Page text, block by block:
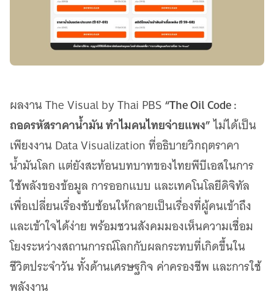
ผลงาน The Visual by Thai PBS“The Oil Code :
ถอดรหัสราคาน้ำมัน ทำไมคนไทยจ่ายแพง”ไม่ได้เป็น
เพียงงาน Data Visualization ที่อธิบายวิกฤตราคา
น้ำมันโลก แต่ยังสะท้อนบทบาทของไทยพีบีเอสในการ
ใช้พลังของข้อมูล การออกแบบ และเทคโนโลยีดิจิทัล
เพื่อเปลี่ยนเรื่องซับซ้อนให้กลายเป็นเรื่องที่ผู้คนเข้าถึง
และเข้าใจได้ง่าย พร้อมชวนสังคมมองเห็นความเชื่อม
โยงระหว่างสถานการณ์โลกกับผลกระทบที่เกิดขึ้นใน
ชีวิตประจำวัน ทั้งด้านเศรษฐกิจ ค่าครองชีพ และการใช้
พลังงาน